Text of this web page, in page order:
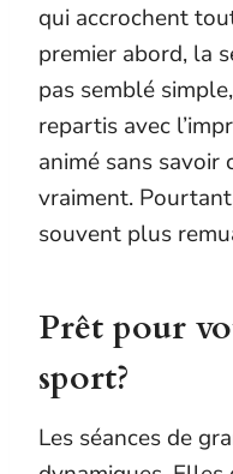
qui accrochent
premier abord, la
pas semblé
repartis avec
animé sans savoir
vraiment.
souvent plus
Prêt pour
sport?
Les séances de